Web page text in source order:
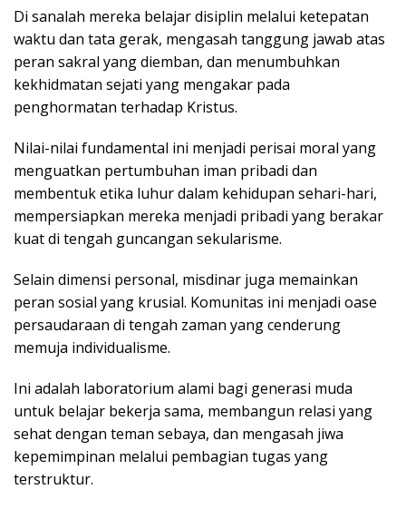
Di sanalah mereka belajar disiplin melalui ketepatan
waktu dan tata gerak, mengasah tanggung jawab atas
peran sakral yang diemban, dan menumbuhkan
kekhidmatan sejati yang mengakar pada
penghormatan terhadap Kristus.
Nilai-nilai fundamental ini menjadi perisai moral yang
menguatkan pertumbuhan iman pribadi dan
membentuk etika luhur dalam kehidupan sehari-hari,
mempersiapkan mereka menjadi pribadi yang berakar
kuat di tengah guncangan sekularisme.
Selain dimensi personal, misdinar juga memainkan
peran sosial yang krusial. Komunitas ini menjadi oase
persaudaraan di tengah zaman yang cenderung
memuja individualisme.
Ini adalah laboratorium alami bagi generasi muda
untuk belajar bekerja sama, membangun relasi yang
sehat dengan teman sebaya, dan mengasah jiwa
kepemimpinan melalui pembagian tugas yang
terstruktur.